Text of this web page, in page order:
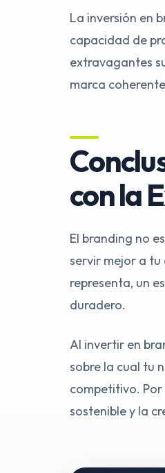
La inversión en
capacidad de
extravagantes
marca
con la
El branding no
servir mejor a
representa, un
duradero.
Al invertir en
sobre la cual tu
competitivo.
sostenible y la